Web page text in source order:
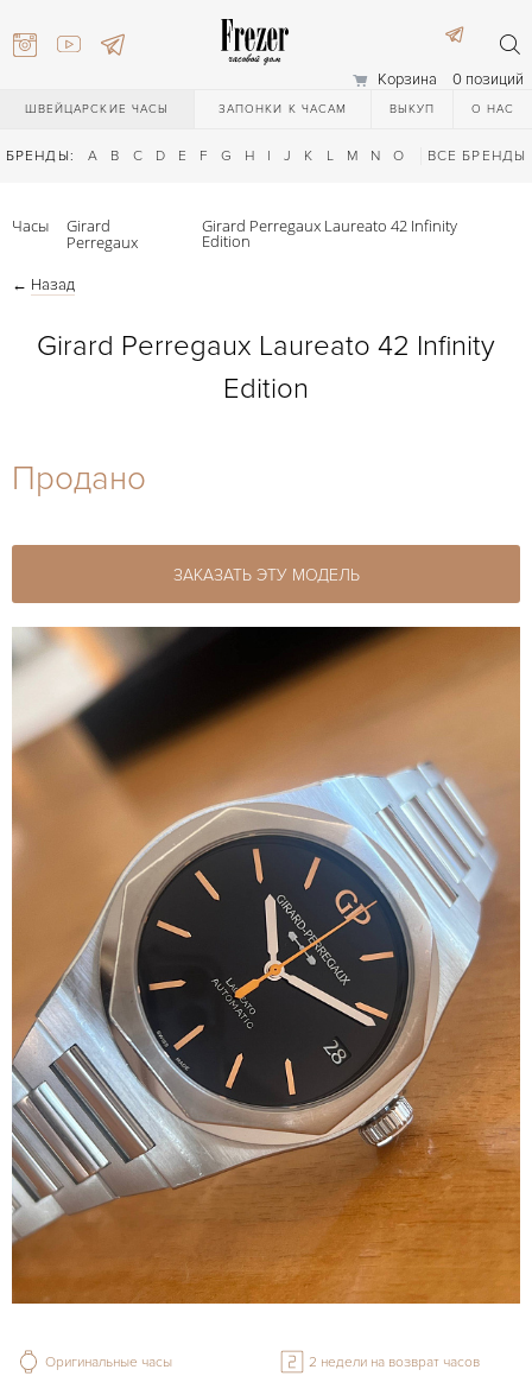
Корзина 0 позиций
ШВЕЙЦАРСКИЕ ЧАСЫ ЗАПОНКИ К ЧАСАМ ВЫКУП О НАС
БРЕНДЫ: A B C D E F G H I J K L M N O Q R S T
ВСЕ БРЕНДЫ
27-44
Часы Girard
Perregaux
Girard Perregaux Laureato 42 Infinity
Edition
← Назад
Girard Perregaux Laureato 42 Infinity
Edition
Продано
ЗАКАЗАТЬ ЭТУ МОДЕЛЬ
Оригинальные часы 2 недели на возврат часов